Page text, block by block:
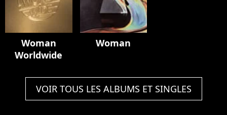
Woman
Worldwide
Woman
VOIR TOUS LES ALBUMS ET SINGLES